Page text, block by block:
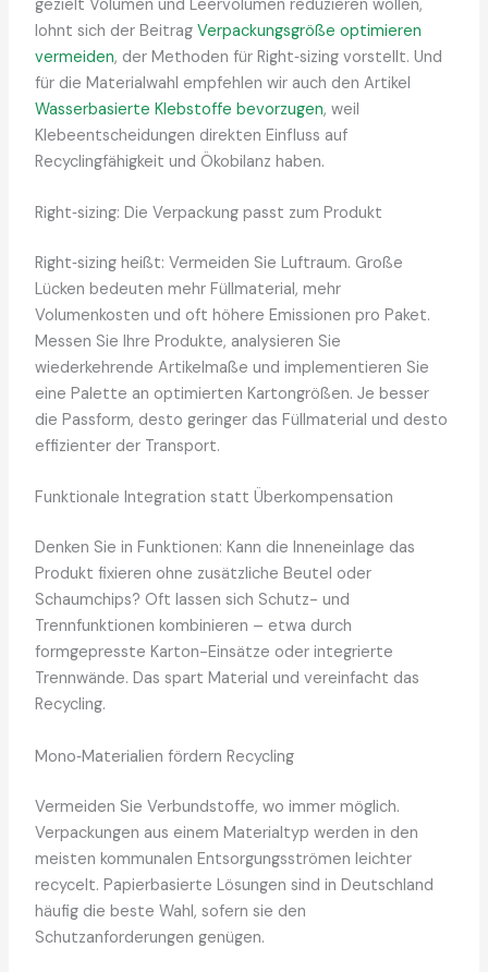
gezielt Volumen und Leervolumen reduzieren wollen,
lohnt sich der Beitrag Verpackungsgröße optimieren
vermeiden, der Methoden für Right‑sizing vorstellt. Und
für die Materialwahl empfehlen wir auch den Artikel
Wasserbasierte Klebstoffe bevorzugen, weil
Klebeentscheidungen direkten Einfluss auf
Recyclingfähigkeit und Ökobilanz haben.
Right‑sizing: Die Verpackung passt zum Produkt
Right‑sizing heißt: Vermeiden Sie Luftraum. Große
Lücken bedeuten mehr Füllmaterial, mehr
Volumenkosten und oft höhere Emissionen pro Paket.
Messen Sie Ihre Produkte, analysieren Sie
wiederkehrende Artikelmaße und implementieren Sie
eine Palette an optimierten Kartongrößen. Je besser
die Passform, desto geringer das Füllmaterial und desto
effizienter der Transport.
Funktionale Integration statt Überkompensation
Denken Sie in Funktionen: Kann die Inneneinlage das
Produkt fixieren ohne zusätzliche Beutel oder
Schaumchips? Oft lassen sich Schutz- und
Trennfunktionen kombinieren – etwa durch
formgepresste Karton-Einsätze oder integrierte
Trennwände. Das spart Material und vereinfacht das
Recycling.
Mono‑Materialien fördern Recycling
Vermeiden Sie Verbundstoffe, wo immer möglich.
Verpackungen aus einem Materialtyp werden in den
meisten kommunalen Entsorgungsströmen leichter
recycelt. Papierbasierte Lösungen sind in Deutschland
häufig die beste Wahl, sofern sie den
Schutzanforderungen genügen.